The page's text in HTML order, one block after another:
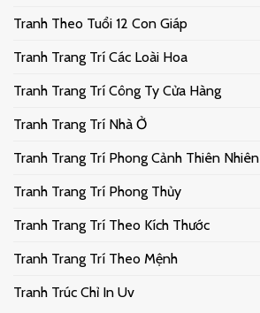
Tranh Theo Tuổi 12 Con Giáp
Tranh Trang Trí Các Loài Hoa
Tranh Trang Trí Công Ty Cửa Hàng
Tranh Trang Trí Nhà Ở
Tranh Trang Trí Phong Cảnh Thiên Nhiên
Tranh Trang Trí Phong Thủy
Tranh Trang Trí Theo Kích Thước
Tranh Trang Trí Theo Mệnh
Tranh Trúc Chỉ In Uv